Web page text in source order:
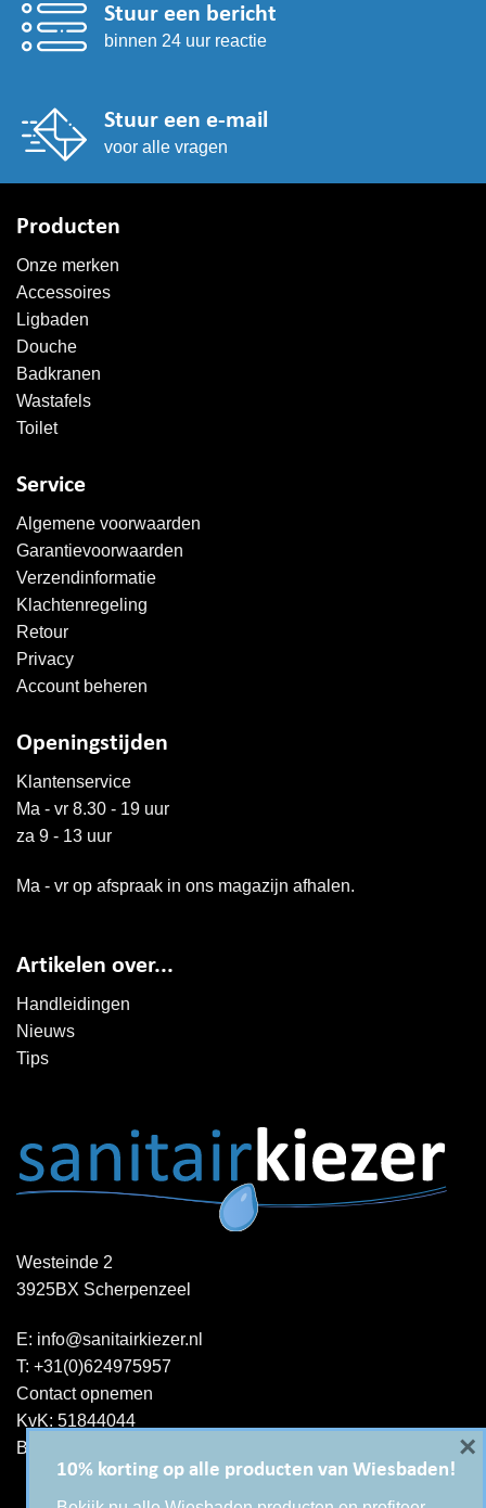
Stuur een bericht
binnen 24 uur reactie
Stuur een e-mail
voor alle vragen
Producten
Onze merken
Accessoires
Ligbaden
Douche
Badkranen
Wastafels
Toilet
Service
Algemene voorwaarden
Garantievoorwaarden
Verzendinformatie
Klachtenregeling
Retour
Privacy
Account beheren
Openingstijden
Klantenservice
Ma - vr 8.30 - 19 uur
za 9 - 13 uur
Ma - vr op afspraak in ons magazijn afhalen.
Artikelen over...
Handleidingen
Nieuws
Tips
Westeinde 2
3925BX Scherpenzeel
E: info@sanitairkiezer.nl
T: +31(0)624975957
Contact opnemen
KvK: 51844044
BTW-ID : NL001344060B15
10% korting op alle producten van Wiesbaden!
×